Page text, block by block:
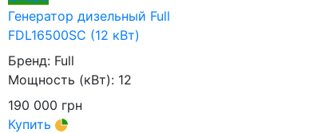
Генератор дизельный Full
FDL16500SC (12 кВт)
Бренд: Full
Мощность (кВт): 12
190 000 грн
Купить